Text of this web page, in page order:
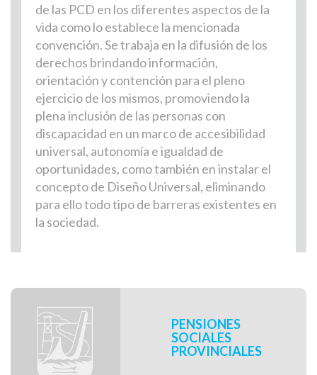
de las PCD en los diferentes aspectos de la
vida como lo establece la mencionada
convención. Se trabaja en la difusión de los
derechos brindando información,
orientación y contención para el pleno
ejercicio de los mismos, promoviendo la
plena inclusión de las personas con
discapacidad en un marco de accesibilidad
universal, autonomía e igualdad de
oportunidades, como también en instalar el
concepto de Diseño Universal, eliminando
para ello todo tipo de barreras existentes en
la sociedad.
Inicio de sección de
programas del área
PENSIONES
SOCIALES
PROVINCIALES